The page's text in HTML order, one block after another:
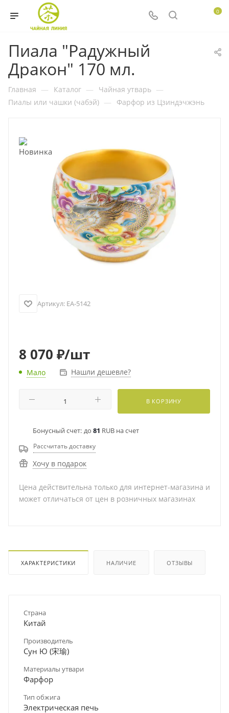
0
Пиала "Радужный
Дракон" 170 мл.
Главная — Каталог — Чайная утварь —
Пиалы или чашки (чабэй) — Фарфор из Цзиндэчжэнь
Артикул: EA-5142
8 070 ₽/шт
Мало Нашли дешевле?
В КОРЗИНУ
Бонусный счет: до 81 RUB на счет
Рассчитать доставку
Хочу в подарок
Цена действительна только для интернет-магазина и
может отличаться от цен в розничных магазинах
ХАРАКТЕРИСТИКИ НАЛИЧИЕ ОТЗЫВЫ
Страна
Китай
Производитель
Сун Ю (宋瑜)
Материалы утвари
Фарфор
Тип обжига
Электрическая печь